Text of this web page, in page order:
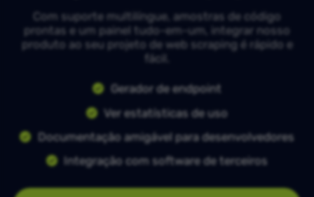
Com suporte multilíngue, amostras de código
prontas e um painel tudo-em-um, integrar nosso
produto ao seu projeto de web scraping é rápido e
fácil.
Gerador de endpoint
Ver estatísticas de uso
Documentação amigável para desenvolvedores
Integração com software de terceiros